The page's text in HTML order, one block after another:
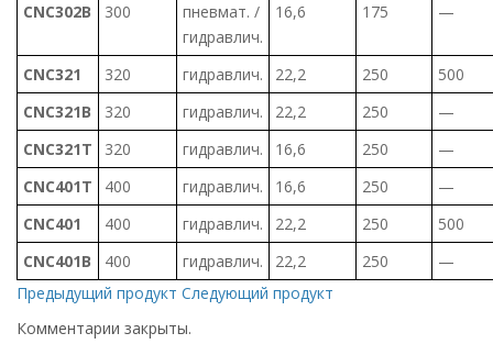
CNC302B 300
пневмат. /
гидравлич.
16,6 175 —
CNC321 320 гидравлич. 22,2 250
500
CNC321B
320 гидравлич. 22,2 250
—
CNC321T
320 гидравлич. 16,6 250
—
CNC401T
400 гидравлич. 16,6 250
—
CNC401
400 гидравлич. 22,2 250
500
CNC401B
400 гидравлич. 22,2 250
—
Предыдущий продукт Следующий продукт
Комментарии закрыты.